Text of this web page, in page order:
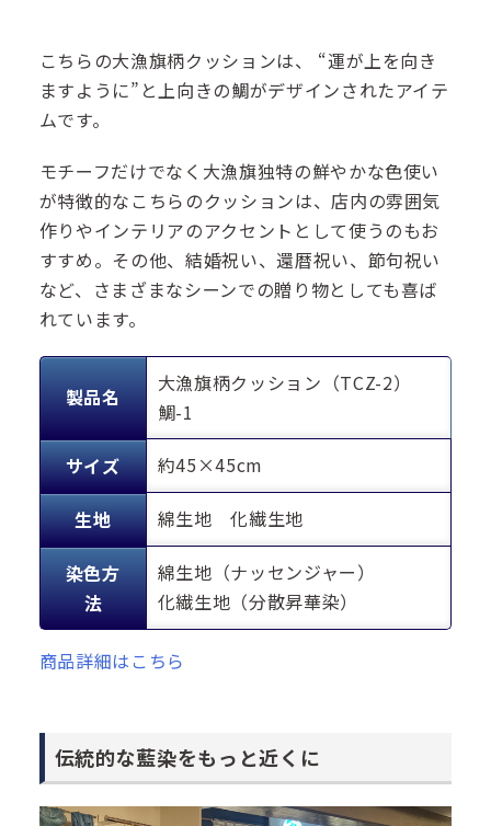
こちらの大漁旗柄クッションは、 “運が上を向き
ますように”と上向きの鯛がデザインされたアイテ
ムです。
モチーフだけでなく大漁旗独特の鮮やかな色使い
が特徴的なこちらのクッションは、店内の雰囲気
作りやインテリアのアクセントとして使うのもお
すすめ。その他、結婚祝い、還暦祝い、節句祝い
など、さまざまなシーンでの贈り物としても喜ば
れています。
製品名
大漁旗柄クッション（TCZ-2）
鯛-1
サイズ 約45×45cm
生地 綿生地 化繊生地
染色方
法
綿生地（ナッセンジャー）
化繊生地（分散昇華染）
商品詳細はこちら
伝統的な藍染をもっと近くに